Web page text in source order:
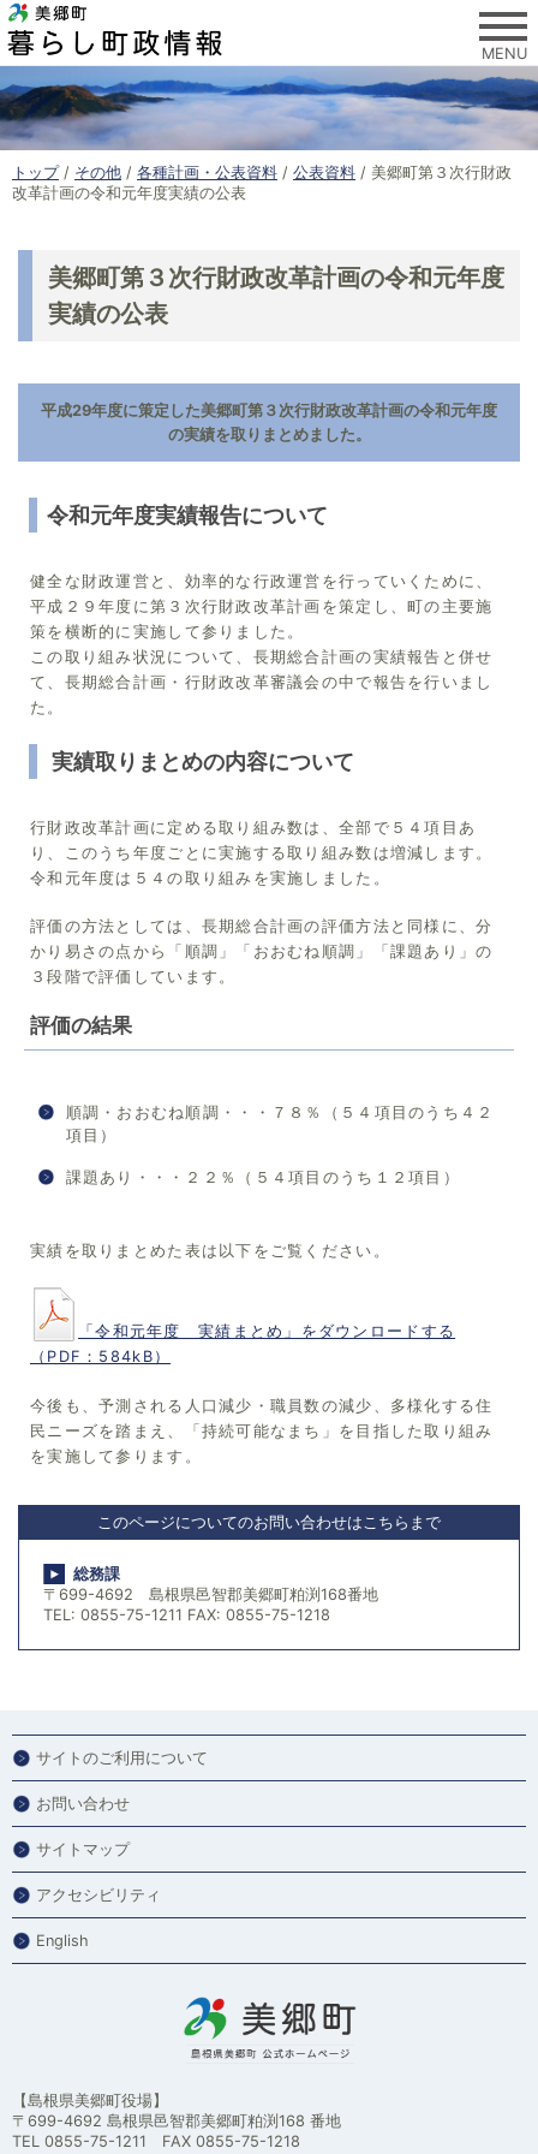
このページの本文へ
MENU
現
在
置
トップ/ その他 / 各種計画・公表資料 / 公表資料 / 美郷町第３次行財政
改革計画の令和元年度実績の公表
美郷町第３次行財政改革計画の令和元年度
実績の公表
平成29年度に策定した美郷町第３次行財政改革計画の令和元年度
の実績を取りまとめました。
令和元年度実績報告について
健全な財政運営と、効率的な行政運営を行っていくために、
平成２９年度に第３次行財政改革計画を策定し、町の主要施
策を横断的に実施して参りました。
この取り組み状況について、長期総合計画の実績報告と併せ
て、長期総合計画・行財政改革審議会の中で報告を行いまし
た。
実績取りまとめの内容について
行財政改革計画に定める取り組み数は、全部で５４項目あ
り、このうち年度ごとに実施する取り組み数は増減します。
令和元年度は５４の取り組みを実施しました。
評価の方法としては、長期総合計画の評価方法と同様に、分
かり易さの点から「順調」「おおむね順調」「課題あり」の
３段階で評価しています。
評価の結果
順調・おおむね順調・・・７８％（５４項目のうち４２
項目）
課題あり・・・２２％（５４項目のうち１２項目）
実績を取りまとめた表は以下をご覧ください。
「令和元年度 実績まとめ」をダウンロードする
（PDF：584kB）
今後も、予測される人口減少・職員数の減少、多様化する住
民ニーズを踏まえ、「持続可能なまち」を目指した取り組み
を実施して参ります。
このページについてのお問い合わせはこちらまで
総務課
〒699-4692 島根県邑智郡美郷町粕渕168番地
TEL: 0855-75-1211 FAX: 0855-75-1218
サイトのご利用について
お問い合わせ
サイトマップ
アクセシビリティ
English
【島根県美郷町役場】
〒699-4692 島根県邑智郡美郷町粕渕168 番地
TEL 0855-75-1211 FAX 0855-75-1218